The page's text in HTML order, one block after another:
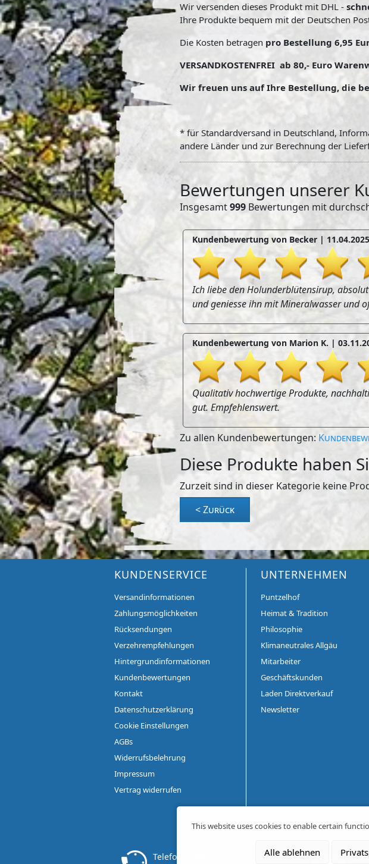
Wir versenden dieses Produkt mit DHL -
Ihre Produkte bequem mit der Deutschen
Die Kosten betragen pro Bestellung 6,95
VERSANDKOSTENFREI ab 80,- Euro
Wir freuen uns auf Ihre Bestellung, die
* für Standardversand in Deutschland,
andere Länder und zur Berechnung der
Bewertungen unserer
Insgesamt999 Bewertungen mit
Kundenbewertung von Becker | 11.04.2025
Ich liebe den Holunderblütensirup,
und geniesse ihn mit Mineralwasser und
Kundenbewertung von Marion K. |
Qualitativ hochwertige Produkte,
gut. Empfehlenswert.
Zu allen Kundenbewertungen:
Diese Produkte haben
Zurzeit sind in dieser Kategorie keine
< Zurück
KUNDENSERVICE
Versandinformationen
Zahlungsmöglichkeiten
Rücksendungen
Verzehrempfehlungen
Hintergrundinformationen
Kundenbewertungen
Kontakt
Datenschutzerklärung
Cookie Einstellungen
AGBs
Widerrufsbelehrung
Impressum
Vertrag widerrufen
UNTERNEHMEN
Puntzelhof
Heimat & Tradition
Philosophie
Klimaneutrales Allgäu
Mitarbeiter
Geschäftskunden
Laden Direktverkauf
Newsletter
Telefon Support
This website uses cookies to enable certain
Alle ablehnen